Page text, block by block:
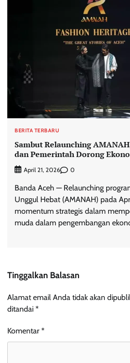
BERITA TERBARU
Sambut Relaunching
dan Pemerintah Dorong
April 21, 2026 0
Banda Aceh — Relaunching
Unggul Hebat (AMANAH) pada
momentum strategis dalam
muda dalam pengembangan
Tinggalkan Balasan
Alamat email Anda tidak akan
ditandai *
Komentar *